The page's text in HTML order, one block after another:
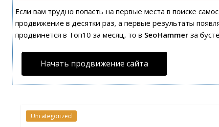
Если вам трудно попасть на первые места в поиске
продвижение в десятки раз, а первые результаты
продвинется в Топ10 за месяц, то в SeoHammerза
Начать продвижение сайта
Uncategorized